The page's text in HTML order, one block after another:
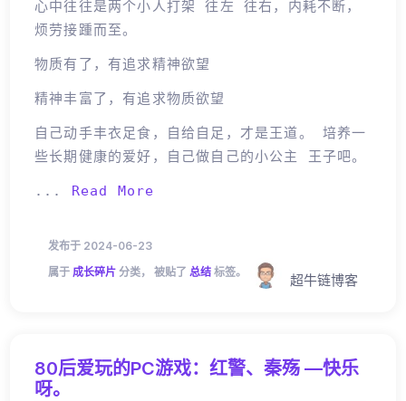
心中往往是两个小人打架 往左 往右，内耗不断，
烦劳接踵而至。
物质有了，有追求精神欲望
精神丰富了，有追求物质欲望
自己动手丰衣足食，自给自足，才是王道。 培养一
些长期健康的爱好，自己做自己的小公主 王子吧。
... Read More
发布于 2024-06-23
属于 成长碎片 分类， 被贴了 总结 标签。 超牛链博客
80后爱玩的PC游戏：红警、秦殇 —快乐
呀。